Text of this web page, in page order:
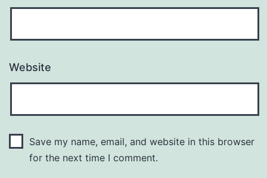
Website
Save my name, email, and website in this browser
for the next time I comment.